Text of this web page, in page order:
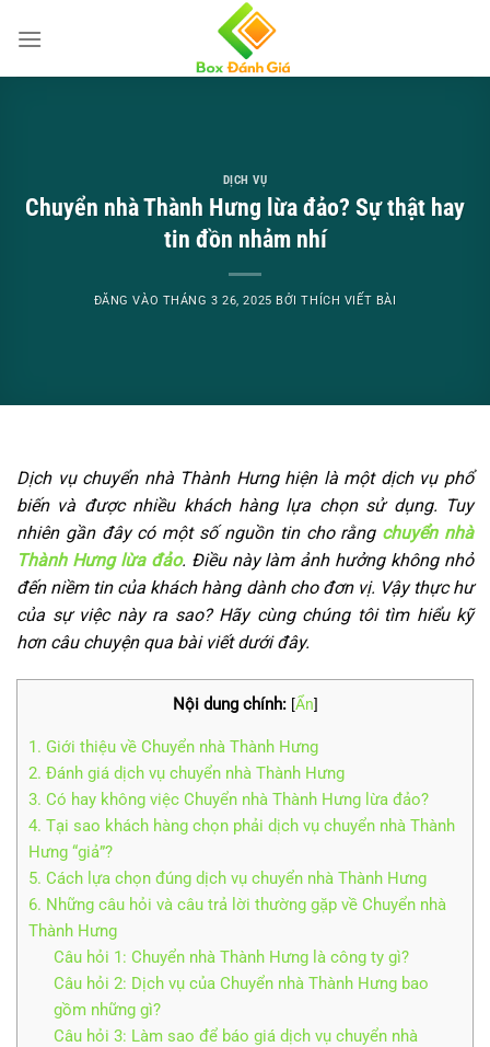
qua
DỊCH VỤ
Chuyển nhà Thành Hưng lừa đảo? Sự thật hay
tin đồn nhảm nhí
ĐĂNG VÀO THÁNG 3 26, 2025 BỞITHÍCH VIẾT BÀI
Dịch vụ chuyển nhà Thành Hưng hiện là một dịch vụ phổ
biến và được nhiều khách hàng lựa chọn sử dụng. Tuy
nhiên gần đây có một số nguồn tin cho rằng chuyển nhà
Thành Hưng lừa đảo. Điều này làm ảnh hưởng không nhỏ
đến niềm tin của khách hàng dành cho đơn vị. Vậy thực hư
của sự việc này ra sao? Hãy cùng chúng tôi tìm hiểu kỹ
hơn câu chuyện qua bài viết dưới đây.
Nội dung chính: [Ẩn]
1. Giới thiệu về Chuyển nhà Thành Hưng
2. Đánh giá dịch vụ chuyển nhà Thành Hưng
3. Có hay không việc Chuyển nhà Thành Hưng lừa đảo?
4. Tại sao khách hàng chọn phải dịch vụ chuyển nhà Thành
Hưng “giả”?
5. Cách lựa chọn đúng dịch vụ chuyển nhà Thành Hưng
6. Những câu hỏi và câu trả lời thường gặp về Chuyển nhà
Thành Hưng
Câu hỏi 1: Chuyển nhà Thành Hưng là công ty gì?
Câu hỏi 2: Dịch vụ của Chuyển nhà Thành Hưng bao
gồm những gì?
Câu hỏi 3: Làm sao để báo giá dịch vụ chuyển nhà